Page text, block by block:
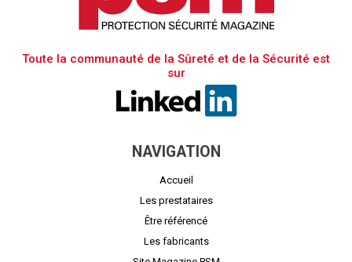
Toute la communauté de la Sûreté et de la Sécurité est
sur
NAVIGATION
Accueil
Les prestataires
Être référencé
Les fabricants